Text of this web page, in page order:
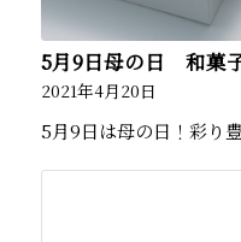
5月9日母の日 和菓
2021年4月20日
5月9日は母の日！彩り